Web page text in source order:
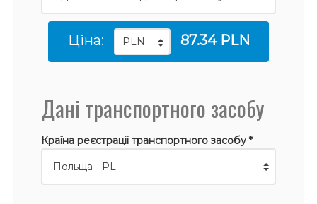
Ціна: 87.34 PLN
Дані транспортного засобу
Країна реєстрації транспортного засобу *